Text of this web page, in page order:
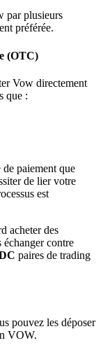
par plusieurs
préférée.
(OTC)
Vow directement
que :
paiement que
de lier votre
est
acheter des
échanger contre
paires de trading
pouvez les déposer
VOW.